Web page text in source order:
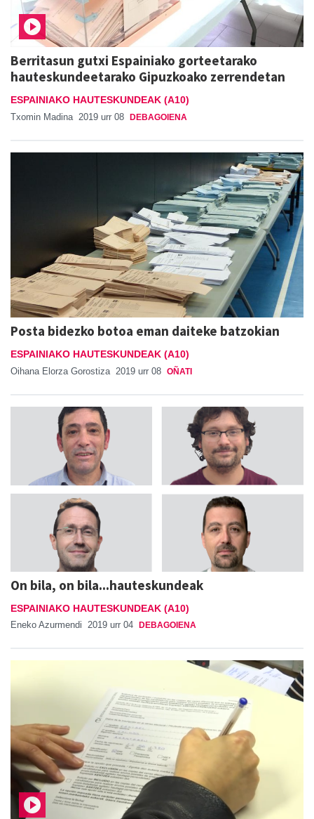
Berritasun gutxi Espainiako gorteetarako
hauteskundeetarako Gipuzkoako zerrendetan
ESPAINIAKO HAUTESKUNDEAK (A10)
Txomin Madina 2019 urr 08 DEBAGOIENA
Posta bidezko botoa eman daiteke batzokian
ESPAINIAKO HAUTESKUNDEAK (A10)
Oihana Elorza Gorostiza 2019 urr 08 OÑATI
On bila, on bila...hauteskundeak
ESPAINIAKO HAUTESKUNDEAK (A10)
Eneko Azurmendi 2019 urr 04 DEBAGOIENA